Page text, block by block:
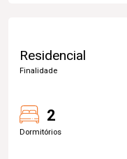
Residencial
Finalidade
2
Dormitórios